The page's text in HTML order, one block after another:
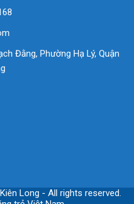
Đằng, Phường Hạ Lý, Quận
Long - All rights reserved.